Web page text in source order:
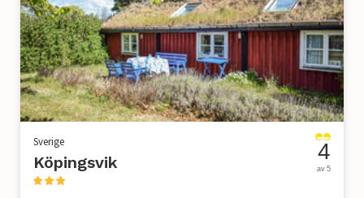
Sverige
Köpingsvik 4
av 5